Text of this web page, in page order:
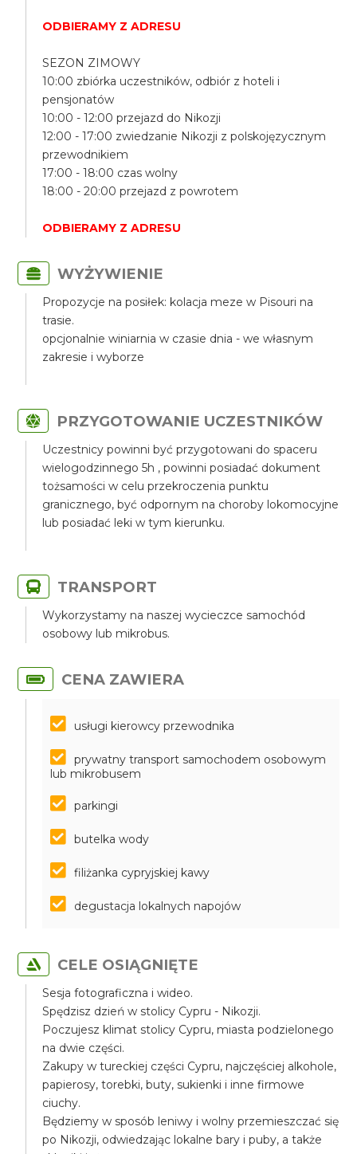
ODBIERAMY Z ADRESU
SEZON ZIMOWY
10:00 zbiórka uczestników, odbiór z hoteli i
pensjonatów
10:00 - 12:00 przejazd do Nikozji
12:00 - 17:00 zwiedzanie Nikozji z polskojęzycznym
przewodnikiem
17:00 - 18:00 czas wolny
18:00 - 20:00 przejazd z powrotem
ODBIERAMY Z ADRESU
WYŻYWIENIE
Propozycje na posiłek: kolacja meze w Pisouri na
trasie.
opcjonalnie winiarnia w czasie dnia - we własnym
zakresie i wyborze
PRZYGOTOWANIE UCZESTNIKÓW
Uczestnicy powinni być przygotowani do spaceru
wielogodzinnego 5h , powinni posiadać dokument
tożsamości w celu przekroczenia punktu
granicznego, być odpornym na choroby lokomocyjne
lub posiadać leki w tym kierunku.
TRANSPORT
Wykorzystamy na naszej wycieczce samochód
osobowy lub mikrobus.
CENA ZAWIERA
usługi kierowcy przewodnika
prywatny transport samochodem osobowym
lub mikrobusem
parkingi
butelka wody
filiżanka cypryjskiej kawy
degustacja lokalnych napojów
CELE OSIĄGNIĘTE
Sesja fotograficzna i wideo.
Spędzisz dzień w stolicy Cypru - Nikozji.
Poczujesz klimat stolicy Cypru, miasta podzielonego
na dwie części.
Zakupy w tureckiej części Cypru, najczęściej alkohole,
papierosy, torebki, buty, sukienki i inne firmowe
ciuchy.
Będziemy w sposób leniwy i wolny przemieszczać się
po Nikozji, odwiedzając lokalne bary i puby, a także